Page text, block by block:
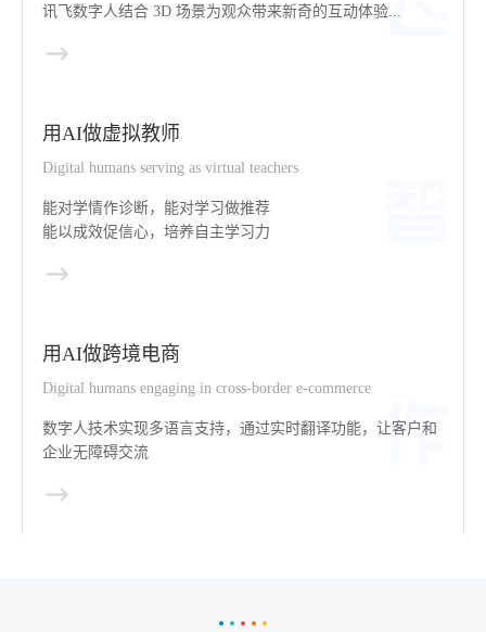
讯飞数字人结合 3D 场景为观众带来新奇的互动体验...
用AI做虚拟教师
Digital humans serving as virtual teachers
能对学情作诊断，能对学习做推荐
能以成效促信心，培养自主学习力
用AI做跨境电商
Digital humans engaging in cross-border e-commerce
数字人技术实现多语言支持，通过实时翻译功能，让客户和
企业无障碍交流